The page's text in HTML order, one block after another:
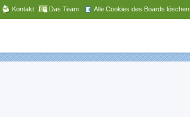
Alle Cookies des Boards löschen
Das Team
Kontakt